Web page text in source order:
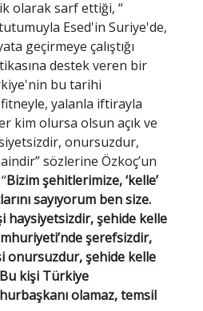
olarak sarf ettiği, “
Esed'in Suriye'de,
geçirmeye çalıştığı
destek veren bir
bu tarihi
yalanla iftirayla
kim olursa olsun açık ve
onursuzdur,
sözlerine Özkoç’un
Bizim şehitlerimize, ‘kelle’
sayıyorum ben size.
haysiyetsizdir, şehide kelle
şerefsizdir,
onursuzdur, şehide kelle
kişi Türkiye
olamaz, temsil